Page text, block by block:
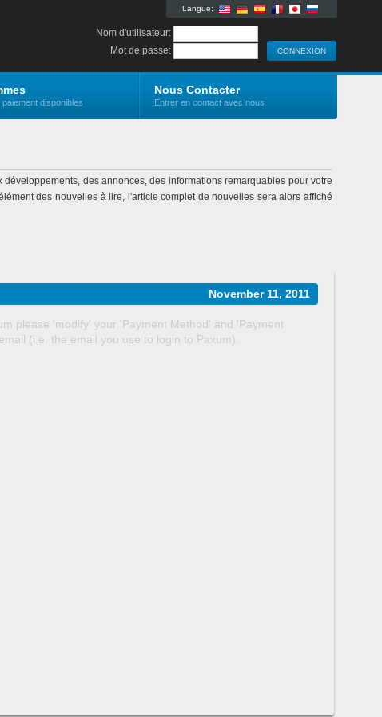
Langue:
Nom d'utilisateur:
Mot de passe:
disponibles
Nous Contacter
Entrer en contact avec nous
des annonces, des informations remarquables pour votre
des nouvelles à lire, l'article complet de nouvelles sera alors affiché
November 11, 2011
please 'modify' your 'Payment Method' and 'Payment
(i.e. the email you use to login to Paxum).